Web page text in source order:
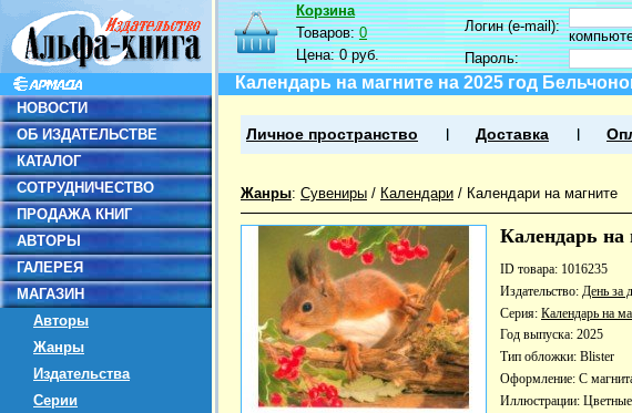
НОВОСТИ
ОБ ИЗДАТЕЛЬСТВЕ
КАТАЛОГ
СОТРУДНИЧЕСТВО
ПРОДАЖА КНИГ
АВТОРЫ
ГАЛЕРЕЯ
МАГАЗИН
Авторы
Жанры
Издательства
Серии
Корзина
Товаров:0
Цена:0 руб.
Логин (e-mail):
Пароль:
Календарь на магните на 2025 год
Личное пространство Доставка
Жанры: Сувениры / Календари / Календари на магните
Календарь на
ID товара: 1016235
Издательство: День за
Серия: Календарь на
Год выпуска: 2025
Тип обложки: Blister
Оформление: С
Иллюстрации: Цветные